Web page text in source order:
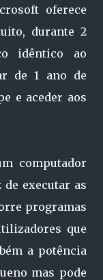
oferece
durante 2
idêntico ao
de 1 ano de
e aceder aos
computador
de executar as
programas
que
a potência
mas pode